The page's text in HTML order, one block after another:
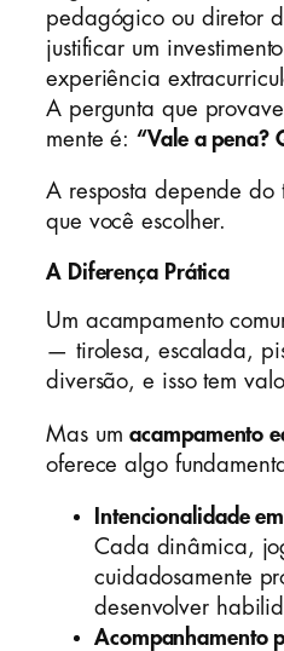
pedagógico ou diretor
justificar um
experiência
A pergunta que
mente é:“Vale a pena?
A resposta depende do
que você escolher.
A Diferença Prática
Um acampamento
— tirolesa, escalada,
diversão, e isso tem
Mas umacampamento
oferece algo
Intencionalidade
Cada dinâmica,
cuidadosamente
desenvolver
Acompanhamento